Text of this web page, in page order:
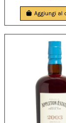
Aggiungi al